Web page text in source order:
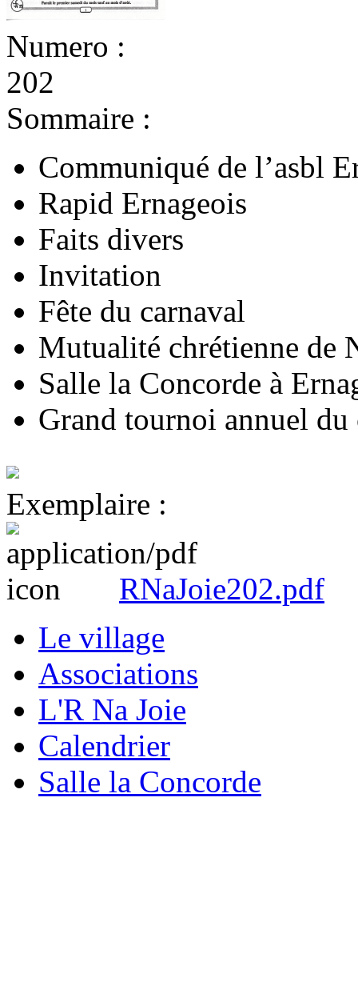
Numero :
202
Sommaire :
Communiqué de l’asbl
Rapid Ernageois
Faits divers
Invitation
Fête du carnaval
Mutualité chrétienne de
Salle la Concorde à
Grand tournoi annuel du
Exemplaire :
RNaJoie202.pdf
Le village
Associations
L'R Na Joie
Calendrier
Salle la Concorde